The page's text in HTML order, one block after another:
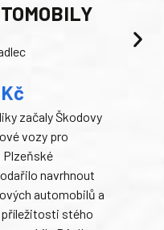
začaly Škodovy
vozy pro
Plzeňské
navrhnout
automobilů a
stého